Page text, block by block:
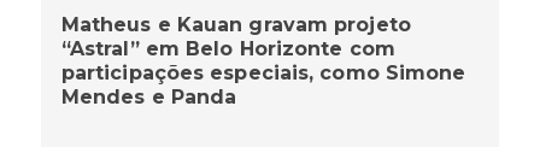
Matheus e Kauan gravam projeto
“Astral” em Belo Horizonte com
participações especiais, como Simone
Mendes e Panda